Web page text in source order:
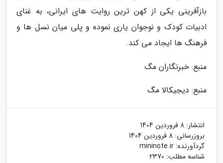
بازآفرینی یکی از کهن ترین روایت های ایرانی، به غنای
ادبیات کودک و نوجوان یاری نموده و پلی میان نسل ها و
فرهنگ ها ایجاد می کند.
منبع: خبرنگاران مگ
منبع: دیجیکالا مگ
انتشار: 8 فروردین 1404
بروزرسانی: 8 فروردین 1404
گردآورنده: mininote.ir
شناسه مطلب: 2370